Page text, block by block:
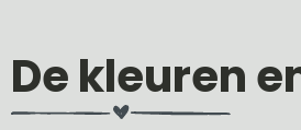
De kleuren